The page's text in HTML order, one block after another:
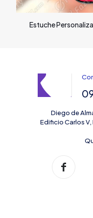
Estuche
Diego de
Edificio Carlos